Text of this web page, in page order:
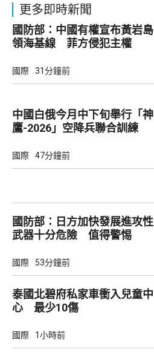
更多即時新聞
國防部：中國有權宣布黃岩島
領海基線 菲方侵犯主權
國際 31分鐘前
中國白俄今月中下旬舉行「神
鷹-2026」空降兵聯合訓練
國際 47分鐘前
國防部：日方加快發展進攻性
武器十分危險 值得警惕
國際 53分鐘前
泰國北碧府私家車衝入兒童中
心 最少10傷
國際 1小時前